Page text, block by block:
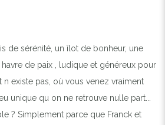
de sérénité, un îlot de bonheur, une
de paix , ludique et généreux pour
n existe pas, où vous venez vraiment
unique qu on ne retrouve nulle part...
? Simplement parce que Franck et